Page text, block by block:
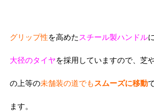
グリップ性を高めた スチール製ハンドル
大径のタイヤを採用していますので、芝
の上等の未舗装の道でも スムーズに移動
ます。